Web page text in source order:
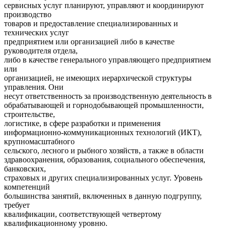
сервисных услуг планируют, управляют и координируют
производство
товаров и предоставление специализированных и
технических услуг
предприятием или организацией либо в качестве
руководителя отдела,
либо в качестве генерального управляющего предприятием
или
организацией, не имеющих иерархической структуры
управления. Они
несут ответственность за производственную деятельность в
обрабатывающей и горнодобывающей промышленности,
строительстве,
логистике, в сфере разработки и применения
информационно-коммуникационных технологий (ИКТ),
крупномасштабного
сельского, лесного и рыбного хозяйств, а также в области
здравоохранения, образования, социального обеспечения,
банковских,
страховых и других специализированных услуг. Уровень
компетенций
большинства занятий, включенных в данную подгруппу,
требует
квалификации, соответствующей четвертому
квалификационному уровню.